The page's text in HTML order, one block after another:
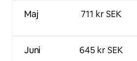
Maj
Juni
711 kr SEK
645 kr SEK